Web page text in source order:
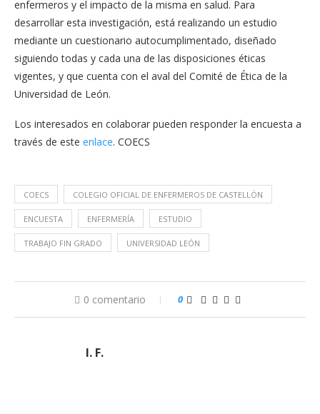
enfermeros y el impacto de la misma en salud. Para
desarrollar esta investigación, está realizando un estudio
mediante un cuestionario autocumplimentado, diseñado
siguiendo todas y cada una de las disposiciones éticas
vigentes, y que cuenta con el aval del Comité de Ética de la
Universidad de León.
Los interesados en colaborar pueden responder la encuesta a
través de este enlace. COECS
COECS COLEGIO OFICIAL DE ENFERMEROS DE CASTELLÓN
ENCUESTA ENFERMERÍA ESTUDIO
TRABAJO FIN GRADO UNIVERSIDAD LEÓN
0 comentario 0
I. F.